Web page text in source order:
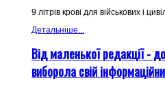
9 літрів крові для військових і
Детальніше...
Від маленької редакції -
виборола свій